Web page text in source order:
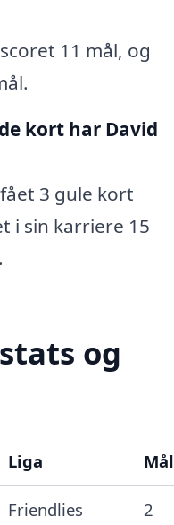
11 mål, og
kort har David
3 gule kort
i sin karriere 15
og
Liga Mål
Friendlies 2